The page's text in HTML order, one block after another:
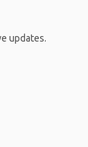
updates.